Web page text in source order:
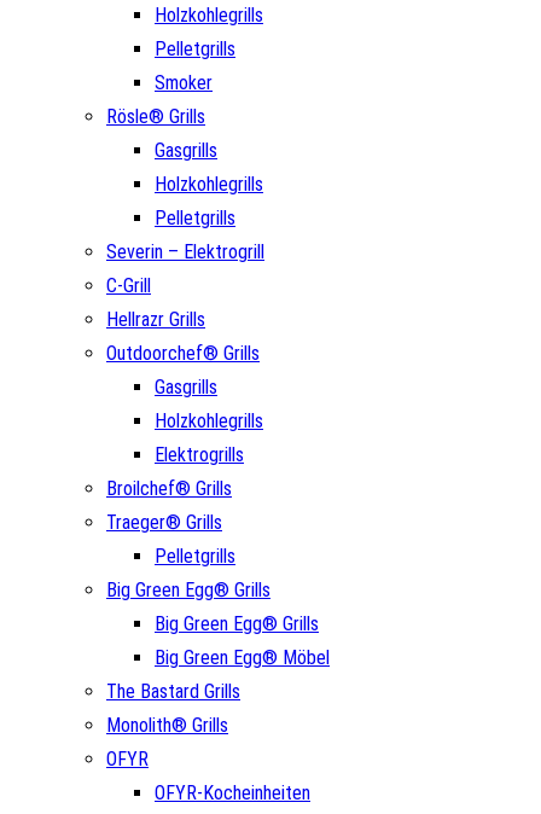
Holzkohlegrills
Pelletgrills
Smoker
Rösle® Grills
Gasgrills
Holzkohlegrills
Pelletgrills
Severin – Elektrogrill
C-Grill
Hellrazr Grills
Outdoorchef® Grills
Gasgrills
Holzkohlegrills
Elektrogrills
Broilchef® Grills
Traeger® Grills
Pelletgrills
Big Green Egg® Grills
Big Green Egg® Grills
Big Green Egg® Möbel
The Bastard Grills
Monolith® Grills
OFYR
OFYR-Kocheinheiten